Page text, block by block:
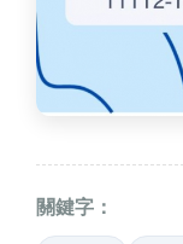
關鍵字：